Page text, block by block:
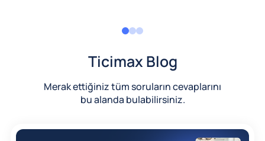
Ticimax Blog
Merak ettiğiniz tüm soruların cevaplarını
bu alanda bulabilirsiniz.